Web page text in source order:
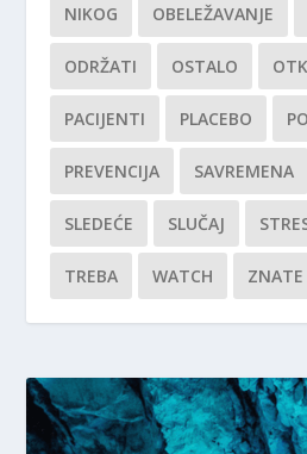
NIKOG OBELEŽAVANJE
ODRŽATI OSTALO
PACIJENTI PLACEBO
PREVENCIJA SAVREMENA
SLEDEĆE SLUČAJ
TREBA WATCH ZNATE